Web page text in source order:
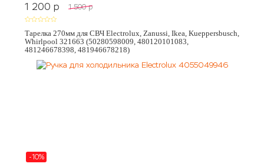
1 200 p 1 500 p
Тарелка 270мм для СВЧ Electrolux, Zanussi, Ikea, Kueppersbusch,
Whirlpool 321663 (50280598009, 480120101083,
481246678398, 481946678218)
-10%